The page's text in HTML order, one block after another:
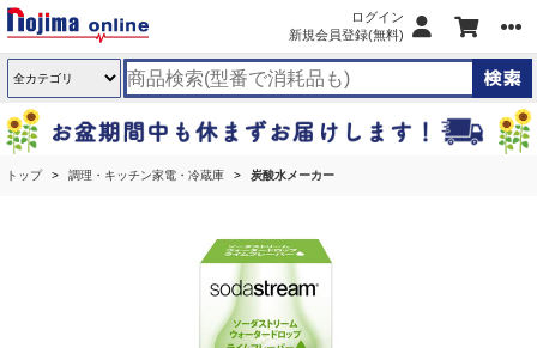
ログイン
新規会員登録(無料)
トップ 調理・キッチン家電・冷蔵庫 炭酸水メーカー